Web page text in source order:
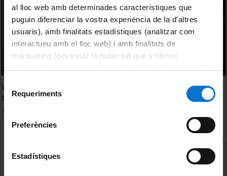
al lloc web amb determinades característiques que
puguin diferenciar la vostra experiència de la d’altres
usuaris), amb finalitats estadístiques (analitzar com
interactueu amb el lloc web) i amb finalitats de
màrqueting (gestionar la publicitat que s’ofereix
consultar laPolítica de galetes del lloc web de la
de Requeriments
Preferències
Estadístiques
Valoració de l'estat químic i quantitatiu de les aigües
subterrànies a Catalunya
MENÚ PEU 1